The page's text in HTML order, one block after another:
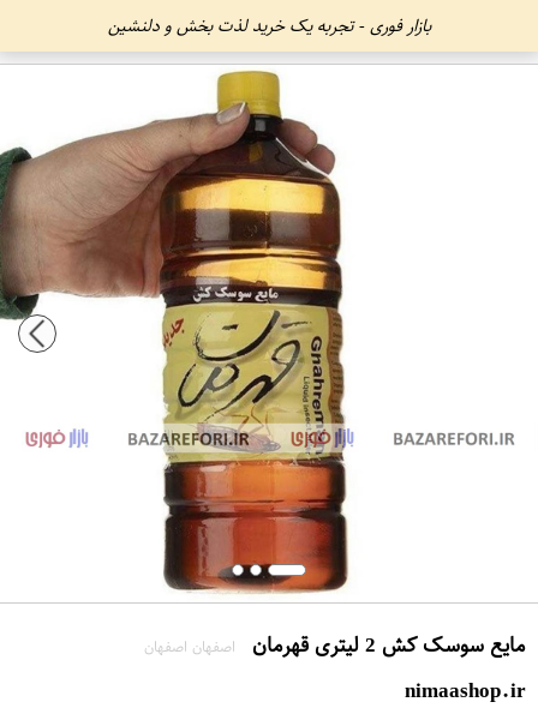
بازار فوری - تجربه یک خرید لذت بخش و دلنشین
مایع سوسک کش 2 لیتری قهرمان اصفهان اصفهان
nimaashop.ir